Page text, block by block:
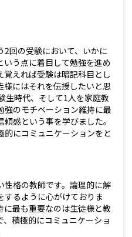
回の受験において、いかに
う点に着目して勉強を進め
えれば受験は暗記科目とし
様にはそれを伝授したいと思
生時代、そして1人を家庭教
のモチベーション維持に最
感という事を学びました。
にコミュニケーションをと
格の教師です。論理的に解
するように心がけておりま
最も重要なのは生徒様と教
積極的にコミュニケーショ